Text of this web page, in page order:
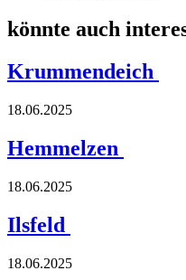
könnte auch
Krummendeich
18.06.2025
Hemmelzen
18.06.2025
Ilsfeld
18.06.2025